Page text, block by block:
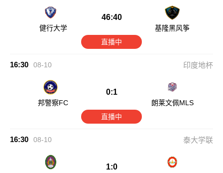
健行大学
46:40
基隆黑风筝
直播中
16:30 08-10 印度地杯
邦警察FC
0:1
朗莱文佩MLS
直播中
16:30 08-10 泰大学联
1:0